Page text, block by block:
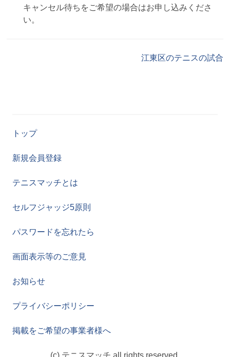
キャンセル待ちをご希望の場合はお申し込みくださ
い。
江東区のテニスの試合
トップ
新規会員登録
テニスマッチとは
セルフジャッジ5原則
パスワードを忘れたら
画面表示等のご意見
お知らせ
プライバシーポリシー
掲載をご希望の事業者様へ